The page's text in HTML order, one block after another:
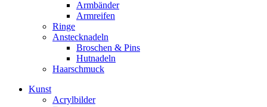
Armbänder
Armreifen
Ringe
Anstecknadeln
Broschen & Pins
Hutnadeln
Haarschmuck
Kunst
Acrylbilder